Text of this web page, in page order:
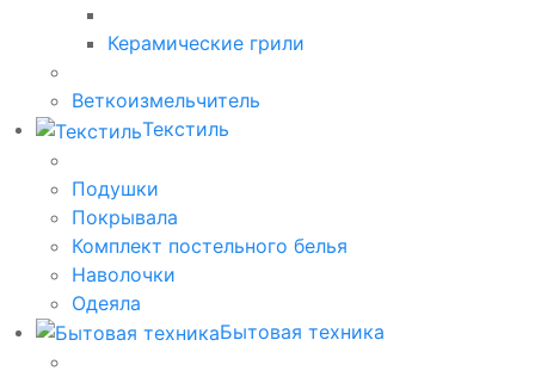
Керамические грили
Веткоизмельчитель
Текстиль
Подушки
Покрывала
Комплект постельного белья
Наволочки
Одеяла
Бытовая техника